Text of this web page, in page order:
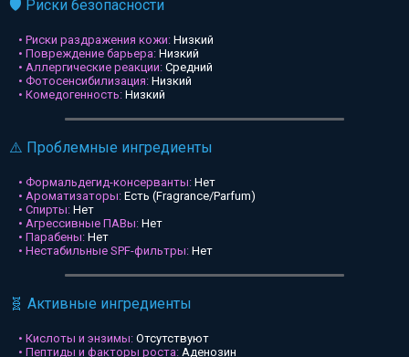
🛡️ Риски безопасности
• Риски раздражения кожи: Низкий
• Повреждение барьера: Низкий
• Аллергические реакции: Средний
• Фотосенсибилизация: Низкий
• Комедогенность: Низкий
⚠️ Проблемные ингредиенты
• Формальдегид-консерванты: Нет
• Ароматизаторы: Есть (Fragrance/Parfum)
• Спирты: Нет
• Агрессивные ПАВы: Нет
• Парабены: Нет
• Нестабильные SPF-фильтры: Нет
🧬 Активные ингредиенты
• Кислоты и энзимы: Отсутствуют
• Пептиды и факторы роста: Аденозин